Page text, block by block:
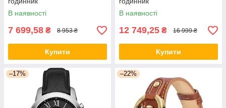
В наявності
7 699,58 ₴ 8 953 ₴
Купити
В наявності
12 749,25 ₴ 16 999 ₴
Купити
–17% –22%